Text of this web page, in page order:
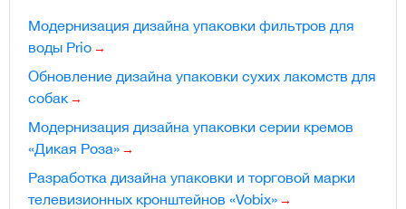
Модернизация дизайна упаковки фильтров для
воды Prio
Обновление дизайна упаковки сухих лакомств для
собак
Модернизация дизайна упаковки серии кремов
«Дикая Роза»
Разработка дизайна упаковки и торговой марки
телевизионных кронштейнов «Vobix»